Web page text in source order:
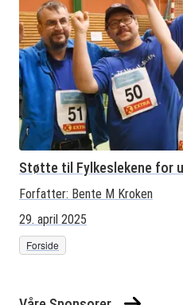
Støtte til Fylkeslekene for
Forfatter: Bente M Kroken
29. april 2025
Forside